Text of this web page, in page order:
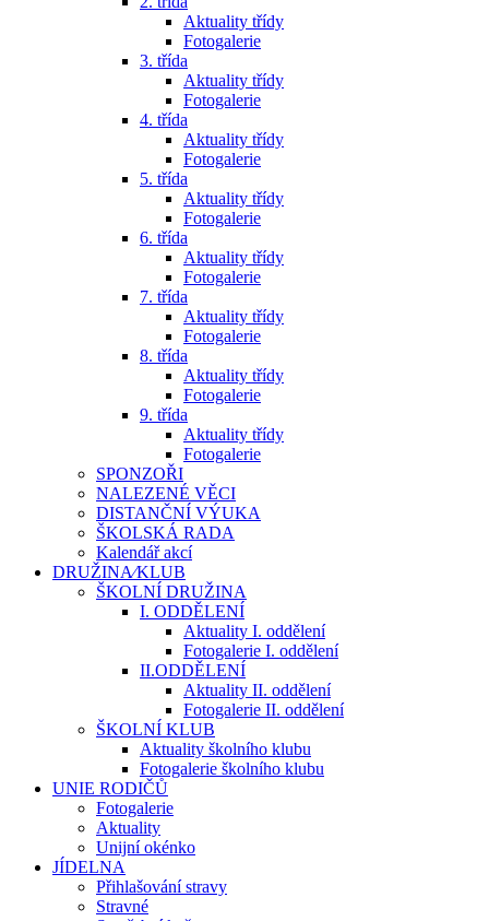
Aktuality třídy
Fotogalerie
3. třída
Aktuality třídy
Fotogalerie
4. třída
Aktuality třídy
Fotogalerie
5. třída
Aktuality třídy
Fotogalerie
6. třída
Aktuality třídy
Fotogalerie
7. třída
Aktuality třídy
Fotogalerie
8. třída
Aktuality třídy
Fotogalerie
9. třída
Aktuality třídy
Fotogalerie
SPONZOŘI
NALEZENÉ VĚCI
DISTANČNÍ VÝUKA
ŠKOLSKÁ RADA
Kalendář akcí
DRUŽINA⁄KLUB
ŠKOLNÍ DRUŽINA
I. ODDĚLENÍ
Aktuality I. oddělení
Fotogalerie I. oddělení
II.ODDĚLENÍ
Aktuality II. oddělení
Fotogalerie II. oddělení
ŠKOLNÍ KLUB
Aktuality školního klubu
Fotogalerie školního klubu
UNIE RODIČŮ
Fotogalerie
Aktuality
Unijní okénko
JÍDELNA
Přihlašování stravy
Stravné